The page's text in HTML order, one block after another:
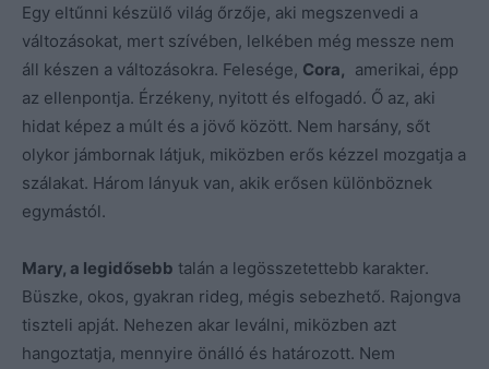
Egy eltűnni készülő világ őrzője, aki megszenvedi a
változásokat, mert szívében, lelkében még messze nem
áll készen a változásokra. Felesége, Cora, amerikai, épp
az ellenpontja. Érzékeny, nyitott és elfogadó. Ő az, aki
hidat képez a múlt és a jövő között. Nem harsány, sőt
olykor jámbornak látjuk, miközben erős kézzel mozgatja a
szálakat. Három lányuk van, akik erősen különböznek
egymástól.
Mary, a legidősebb talán a legösszetettebb karakter.
Büszke, okos, gyakran rideg, mégis sebezhető. Rajongva
tiszteli apját. Nehezen akar leválni, miközben azt
hangoztatja, mennyire önálló és határozott. Nem